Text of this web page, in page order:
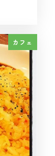
カフェ